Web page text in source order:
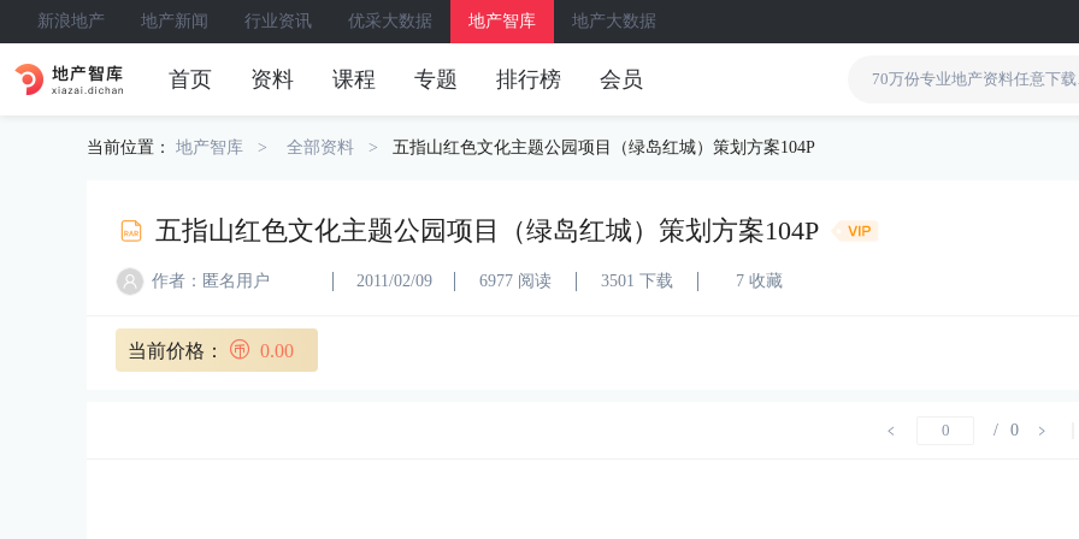
新浪地产 地产新闻 行业资讯 优采大数据 地产智库 地产大数据
首页 资料 课程 专题 排行榜 会员
当前位置： 地产智库 全部资料 五指山红色文化主题公园项目（绿岛红城）策划方案104P
五指山红色文化主题公园项目（绿岛红城）策划方案104P
作者：匿名用户 2011/02/09 6977 阅读 3501 下载 7 收藏
当前价格： 0.00
/ 0